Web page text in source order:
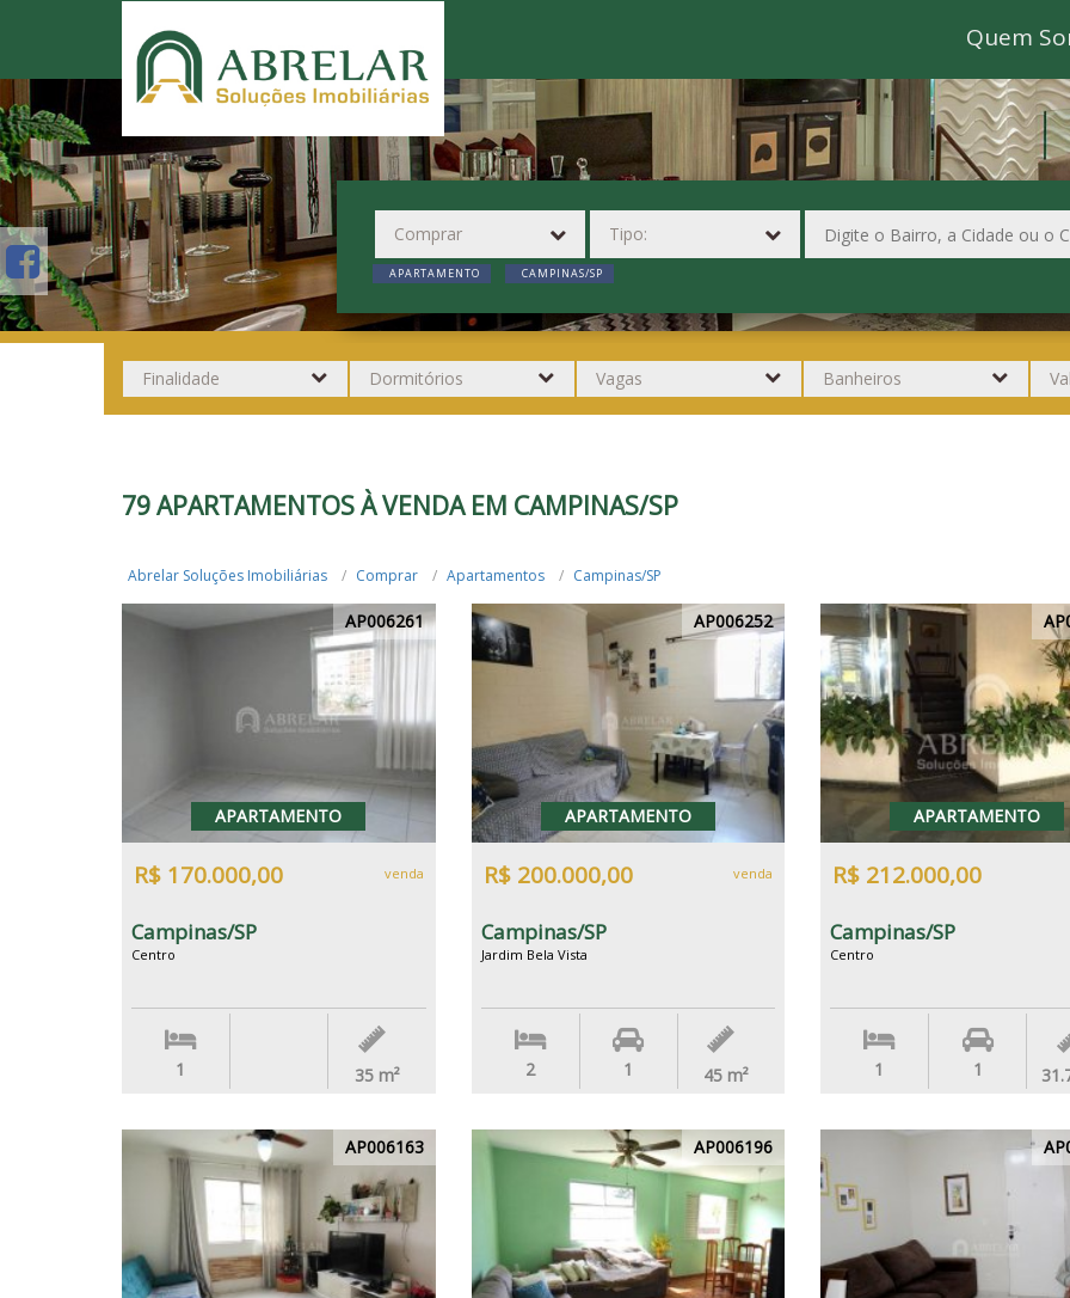
Quem
APARTAMENTO CAMPINAS/SP
79 APARTAMENTOS À VENDA EM CAMPINAS/SP
Abrelar Soluções Imobiliárias Comprar Apartamentos Campinas/SP
AP006261
APARTAMENTO
R$ 170.000,00 venda
Campinas/SP
Centro
1 35 m²
AP006252
APARTAMENTO
R$ 200.000,00 venda
Campinas/SP
Jardim Bela Vista
2 1 45 m²
APARTAMENTO
R$ 212.000,00
Campinas/SP
Centro
1 1
AP006163 AP006196